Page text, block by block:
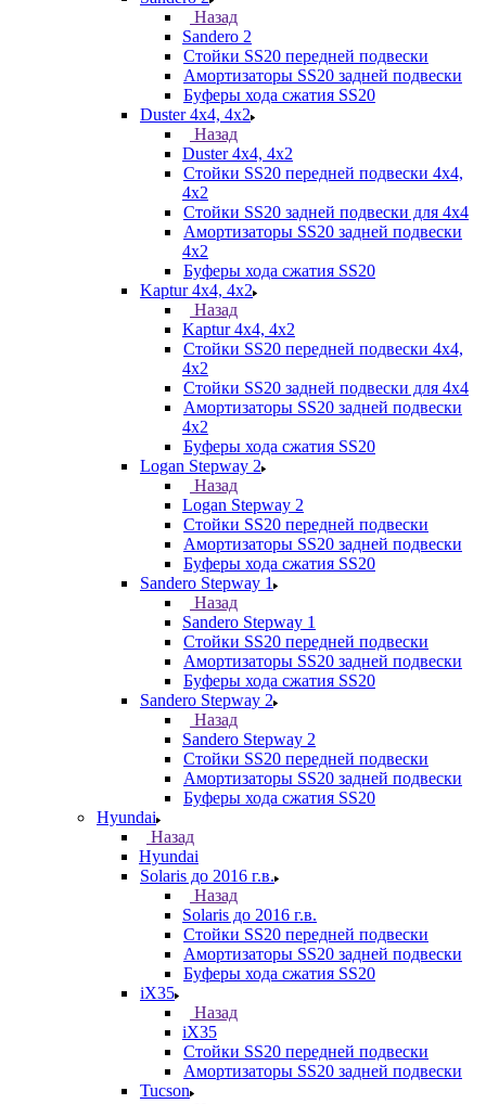
Назад
Sandero 2
Стойки SS20 передней подвески
Амортизаторы SS20 задней подвески
Буферы хода сжатия SS20
Duster 4х4, 4x2
Назад
Duster 4х4, 4x2
Стойки SS20 передней подвески 4х4,
4x2
Стойки SS20 задней подвески для 4х4
Амортизаторы SS20 задней подвески
4х2
Буферы хода сжатия SS20
Kaptur 4х4, 4х2
Назад
Kaptur 4х4, 4х2
Стойки SS20 передней подвески 4х4,
4x2
Стойки SS20 задней подвески для 4х4
Амортизаторы SS20 задней подвески
4х2
Буферы хода сжатия SS20
Logan Stepway 2
Назад
Logan Stepway 2
Стойки SS20 передней подвески
Амортизаторы SS20 задней подвески
Буферы хода сжатия SS20
Sandero Stepway 1
Назад
Sandero Stepway 1
Стойки SS20 передней подвески
Амортизаторы SS20 задней подвески
Буферы хода сжатия SS20
Sandero Stepway 2
Назад
Sandero Stepway 2
Стойки SS20 передней подвески
Амортизаторы SS20 задней подвески
Буферы хода сжатия SS20
Hyundai
Назад
Hyundai
Solaris до 2016 г.в.
Назад
Solaris до 2016 г.в.
Стойки SS20 передней подвески
Амортизаторы SS20 задней подвески
Буферы хода сжатия SS20
iX35
Назад
iX35
Стойки SS20 передней подвески
Амортизаторы SS20 задней подвески
Tucson